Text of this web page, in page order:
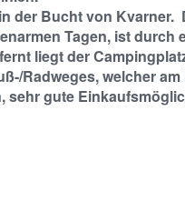
der Bucht von Kvarner.
Tagen, ist durch
liegt der
Radweges, welcher am
sehr gute